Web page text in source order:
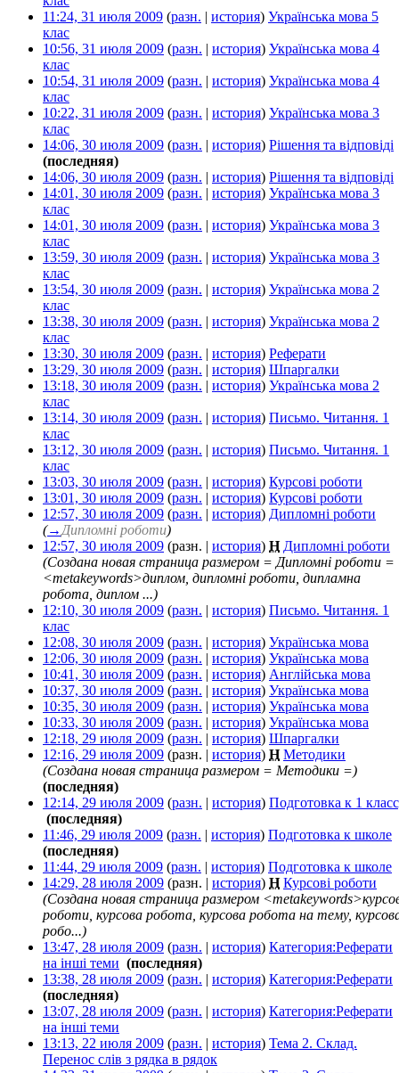
11:24, 31 июля 2009 (разн. | история) Українська мова 5
клас
10:56, 31 июля 2009 (разн. | история) Українська мова 4
клас
10:54, 31 июля 2009 (разн. | история) Українська мова 4
клас
10:22, 31 июля 2009 (разн. | история) Українська мова 3
клас
14:06, 30 июля 2009 (разн. | история) Рішення та відповіді
(последняя)
14:06, 30 июля 2009 (разн. | история) Рішення та відповіді
14:01, 30 июля 2009 (разн. | история) Українська мова 3
клас
14:01, 30 июля 2009 (разн. | история) Українська мова 3
клас
13:59, 30 июля 2009 (разн. | история) Українська мова 3
клас
13:54, 30 июля 2009 (разн. | история) Українська мова 2
клас
13:38, 30 июля 2009 (разн. | история) Українська мова 2
клас
13:30, 30 июля 2009 (разн. | история) Реферати
13:29, 30 июля 2009 (разн. | история) Шпаргалки
13:18, 30 июля 2009 (разн. | история) Українська мова 2
клас
13:14, 30 июля 2009 (разн. | история) Письмо. Читання. 1
клас
13:12, 30 июля 2009 (разн. | история) Письмо. Читання. 1
клас
13:03, 30 июля 2009 (разн. | история) Курсові роботи
13:01, 30 июля 2009 (разн. | история) Курсові роботи
12:57, 30 июля 2009 (разн. | история) Дипломні роботи
(→ Дипломні роботи)
12:57, 30 июля 2009 (разн. | история) Н Дипломні роботи
(Создана новая страница размером = Дипломні роботи =
<metakeywords>диплом, дипломні роботи, дипламна
робота, диплом ...)
12:10, 30 июля 2009 (разн. | история) Письмо. Читання. 1
клас
12:08, 30 июля 2009 (разн. | история) Українська мова
12:06, 30 июля 2009 (разн. | история) Українська мова
10:41, 30 июля 2009 (разн. | история) Англійська мова
10:37, 30 июля 2009 (разн. | история) Українська мова
10:35, 30 июля 2009 (разн. | история) Українська мова
10:33, 30 июля 2009 (разн. | история) Українська мова
12:18, 29 июля 2009 (разн. | история) Шпаргалки
12:16, 29 июля 2009 (разн. | история) Н Методики
(Создана новая страница размером = Методики =)
(последняя)
12:14, 29 июля 2009 (разн. | история) Подготовка к 1
(последняя)
11:46, 29 июля 2009 (разн. | история) Подготовка к школе
(последняя)
11:44, 29 июля 2009 (разн. | история) Подготовка к школе
14:29, 28 июля 2009 (разн. | история) Н Курсові роботи
(Создана новая страница размером
роботи, курсова робота, курсова робота на тему,
робо...)
13:47, 28 июля 2009 (разн. | история) Категория:Реферати
на інші теми (последняя)
13:38, 28 июля 2009 (разн. | история) Категория:Реферати
(последняя)
13:07, 28 июля 2009 (разн. | история) Категория:Реферати
на інші теми
13:13, 22 июля 2009 (разн. | история) Тема 2. Склад.
Перенос слів з рядка в рядок